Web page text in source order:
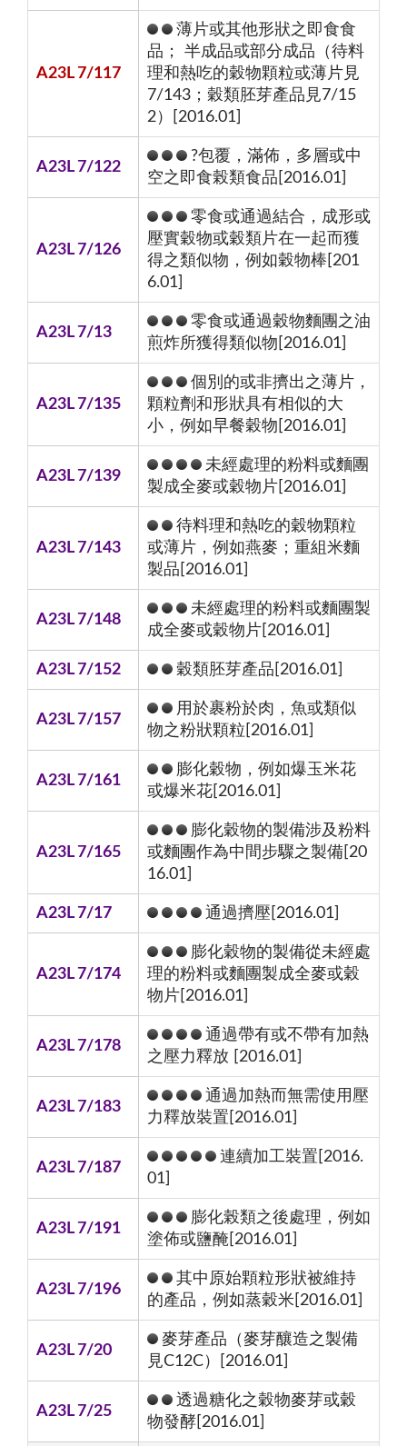
A23L 7/117
薄片或其他形狀之即食食
品； 半成品或部分成品（待料
理和熱吃的穀物顆粒或薄片見
7/143；穀類胚芽產品見7/15
2）[2016.01]
A23L 7/122
?包覆，滿佈，多層或中
空之即食榖類食品[2016.01]
A23L 7/126
零食或通過結合，成形或
壓實穀物或穀類片在一起而獲
得之類似物，例如穀物棒[201
6.01]
A23L 7/13
零食或通過穀物麵團之油
煎炸所獲得類似物[2016.01]
A23L 7/135
個別的或非擠出之薄片，
顆粒劑和形狀具有相似的大
小，例如早餐穀物[2016.01]
A23L 7/139
未經處理的粉料或麵團
製成全麥或穀物片[2016.01]
A23L 7/143
待料理和熱吃的穀物顆粒
或薄片，例如燕麥；重組米麵
製品[2016.01]
A23L 7/148
未經處理的粉料或麵團製
成全麥或穀物片[2016.01]
A23L 7/152 穀類胚芽產品[2016.01]
A23L 7/157
用於裹粉於肉，魚或類似
物之粉狀顆粒[2016.01]
A23L 7/161
膨化穀物，例如爆玉米花
或爆米花[2016.01]
A23L 7/165
膨化穀物的製備涉及粉料
或麵團作為中間步驟之製備[20
16.01]
A23L 7/17 通過擠壓[2016.01]
A23L 7/174
膨化穀物的製備從未經處
理的粉料或麵團製成全麥或穀
物片[2016.01]
A23L 7/178
通過帶有或不帶有加熱
之壓力釋放 [2016.01]
A23L 7/183
通過加熱而無需使用壓
力釋放裝置[2016.01]
A23L 7/187
連續加工裝置[2016.
01]
A23L 7/191
膨化榖類之後處理，例如
塗佈或鹽醃[2016.01]
A23L 7/196
其中原始顆粒形狀被維持
的產品，例如蒸穀米[2016.01]
A23L 7/20
麥芽產品（麥芽釀造之製備
見C12C）[2016.01]
A23L 7/25
透過糖化之穀物麥芽或穀
物發酵[2016.01]